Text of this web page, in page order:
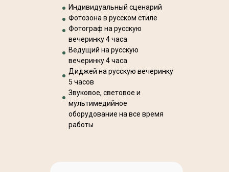
Индивидуальный сценарий
Фотозона в русском стиле
Фотограф на русскую
вечеринку 4 часа
Ведущий на русскую
вечеринку 4 часа
Диджей на русскую вечеринку
5 часов
Звуковое, световое и
мультимедийное
оборудование на все время
работы